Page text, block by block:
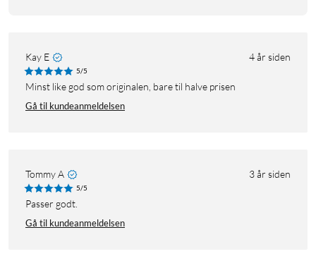
Kay E 4 år siden
5/5
Minst like god som originalen, bare til halve prisen
Gå til kundeanmeldelsen
Tommy A 3 år siden
5/5
Passer godt.
Gå til kundeanmeldelsen